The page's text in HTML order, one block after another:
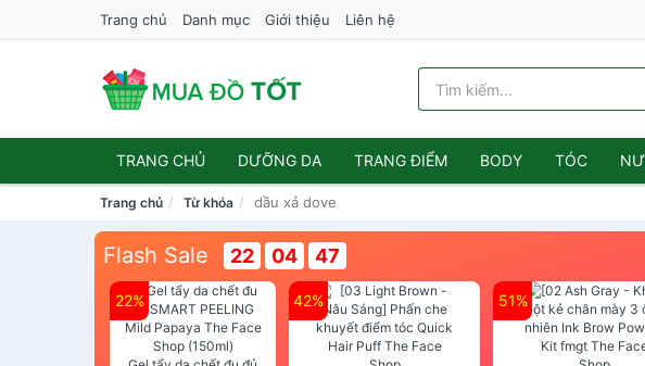
Trang chủ Danh mục Giới thiệu Liên hệ
TRANG CHỦ DƯỠNG DA TRANG ĐIỂM BODY TÓC
Trang chủ Từ khóa dầu xả dove
Flash Sale 22 04 45
22% 42% 51%